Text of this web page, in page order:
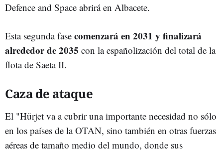
Defence and Space abrirá en Albacete.
Esta segunda fase comenzará en 2031 y finalizará
alrededor de 2035 con la españolización del total de la
flota de Saeta II.
Caza de ataque
El "Hürjet va a cubrir una importante necesidad no sólo
en los países de la OTAN, sino también en otras fuerzas
aéreas de tamaño medio del mundo, donde sus